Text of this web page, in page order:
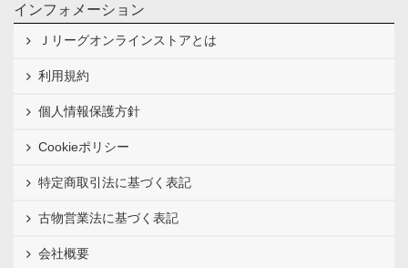
インフォメーション
Ｊリーグオンラインストアとは
利用規約
個人情報保護方針
Cookieポリシー
特定商取引法に基づく表記
古物営業法に基づく表記
会社概要